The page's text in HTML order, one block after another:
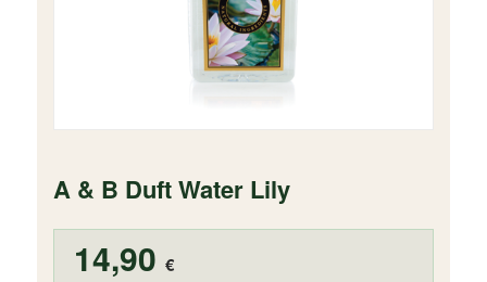
A & B Duft Water Lily
14,90 €